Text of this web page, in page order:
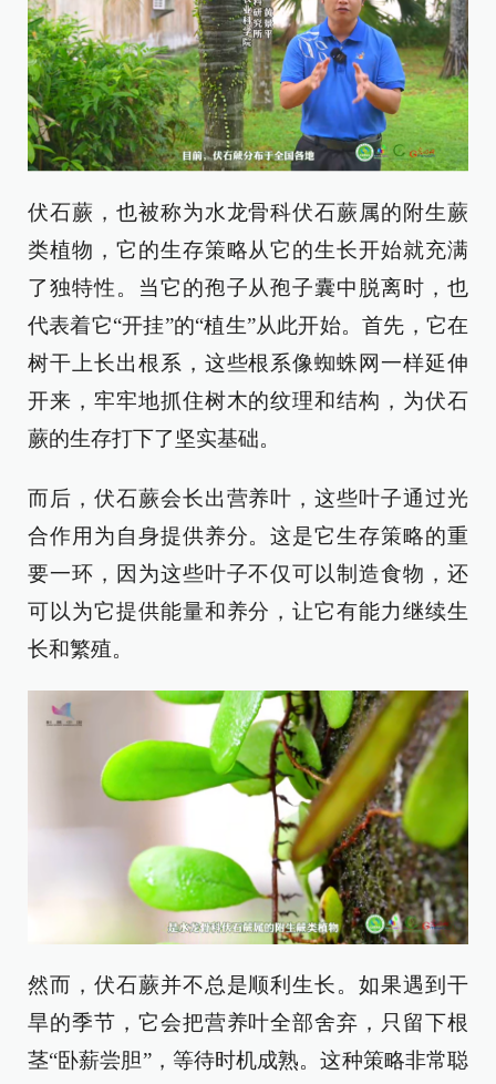
伏石蕨，也被称为水龙骨科伏石蕨属的附生蕨
类植物，它的生存策略从它的生长开始就充满
了独特性。当它的孢子从孢子囊中脱离时，也
代表着它“开挂”的“植生”从此开始。首先，它在
树干上长出根系，这些根系像蜘蛛网一样延伸
开来，牢牢地抓住树木的纹理和结构，为伏石
蕨的生存打下了坚实基础。
而后，伏石蕨会长出营养叶，这些叶子通过光
合作用为自身提供养分。这是它生存策略的重
要一环，因为这些叶子不仅可以制造食物，还
可以为它提供能量和养分，让它有能力继续生
长和繁殖。
然而，伏石蕨并不总是顺利生长。如果遇到干
旱的季节，它会把营养叶全部舍弃，只留下根
茎“卧薪尝胆”，等待时机成熟。这种策略非常聪